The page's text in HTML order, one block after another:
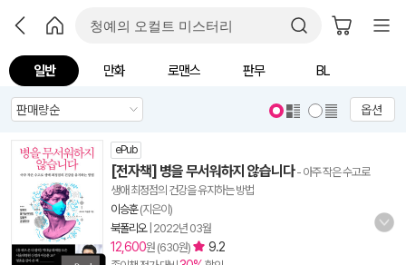
일반 만화 로맨스 판무 BL
옵션
ePub
[전자책] 병을 무서워하지 않습니다- 아주 작은 수고로
생애 최정점의 건강을 유지하는 방법
이승훈(지은이)
북폴리오| 2022년 03월
12,600원 (630원) 9.2